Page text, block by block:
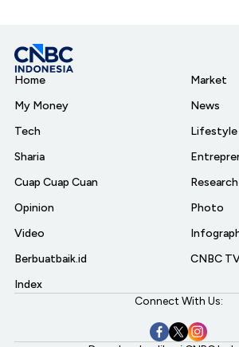
Home
My Money
Tech
Sharia
Cuap Cuap Cuan
Opinion
Video
Berbuatbaik.id
Index
Market
News
Lifestyle
Research
Photo
CNBC
Connect With Us: